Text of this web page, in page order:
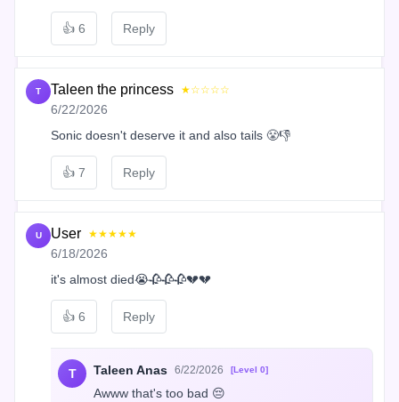
👍 6 Reply
T Taleen the princess ★☆☆☆☆
6/22/2026
Sonic doesn't deserve it and also tails 😤👎
👍 7 Reply
U User ★★★★★
6/18/2026
it's almost died😭🥀🥀🥀💔💔
👍 6 Reply
T Taleen Anas 6/22/2026 [Level 0]
Awww that's too bad 😔